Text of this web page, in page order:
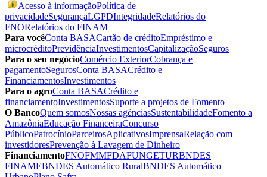
Acesso à informaçãoPolítica de
privacidadeSegurançaLGPDIntegridadeRelatórios do
FNORelatórios do FINAM
Para vocêConta BASACartão de créditoEmpréstimo e
microcréditoPrevidênciaInvestimentosCapitalizaçãoSeguros
Para o seu negócioComércio ExteriorCobrança e
pagamentoSegurosConta BASACrédito e
FinanciamentosInvestimentos
Para o agroConta BASACrédito e
financiamentoInvestimentosSuporte a projetos de Fomento
O BancoQuem somosNossas agênciasSustentabilidadeFomento a
AmazôniaEducação FinanceiraConcurso
PúblicoPatrocínioParceirosAplicativosImprensaRelação com
investidoresPrevenção à Lavagem de Dinheiro
FinanciamentoFNOFMMFDAFUNGETURBNDES
FINAMEBNDES Automático RuralBNDES Automático